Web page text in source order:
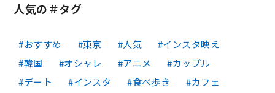
人気の＃タグ
おすすめ 東京 人気
インスタ映え
韓国
オシャレ アニメ
カップル
デート
インスタ 食べ歩き
カフェ